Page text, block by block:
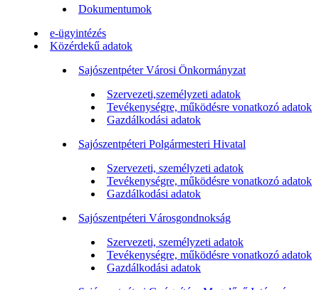
Dokumentumok
e-ügyintézés
Közérdekű adatok
Sajószentpéter Városi Önkormányzat
Szervezeti,személyzeti adatok
Tevékenységre, működésre vonatkozó adatok
Gazdálkodási adatok
Sajószentpéteri Polgármesteri Hivatal
Szervezeti, személyzeti adatok
Tevékenységre, működésre vonatkozó adatok
Gazdálkodási adatok
Sajószentpéteri Városgondnokság
Szervezeti, személyzeti adatok
Tevékenységre, működésre vonatkozó adatok
Gazdálkodási adatok